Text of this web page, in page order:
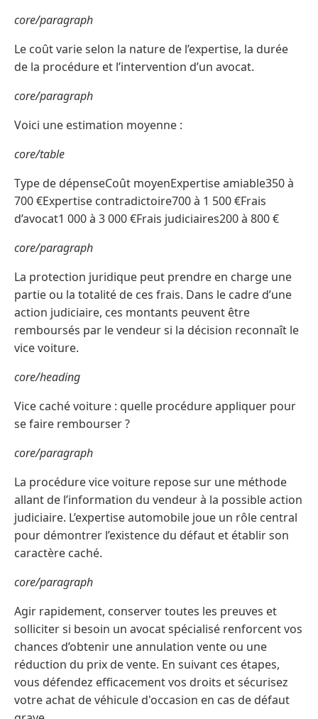
core/paragraph
Le coût varie selon la nature de l’expertise, la durée
de la procédure et l’intervention d’un avocat.
core/paragraph
Voici une estimation moyenne :
core/table
Type de dépenseCoût moyenExpertise amiable350 à
700 €Expertise contradictoire700 à 1 500 €Frais
d’avocat1 000 à 3 000 €Frais judiciaires200 à 800 €
core/paragraph
La protection juridique peut prendre en charge une
partie ou la totalité de ces frais. Dans le cadre d’une
action judiciaire, ces montants peuvent être
remboursés par le vendeur si la décision reconnaît le
vice voiture.
core/heading
Vice caché voiture : quelle procédure appliquer pour
se faire rembourser ?
core/paragraph
La procédure vice voiture repose sur une méthode
allant de l’information du vendeur à la possible action
judiciaire. L’expertise automobile joue un rôle central
pour démontrer l’existence du défaut et établir son
caractère caché.
core/paragraph
Agir rapidement, conserver toutes les preuves et
solliciter si besoin un avocat spécialisé renforcent vos
chances d’obtenir une annulation vente ou une
réduction du prix de vente. En suivant ces étapes,
vous défendez efficacement vos droits et sécurisez
votre achat de véhicule d'occasion en cas de défaut